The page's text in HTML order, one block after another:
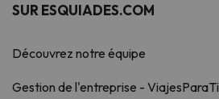
SUR ESQUIADES.COM
Découvrez notre équipe
Gestion de l'entreprise - ViajesParaTi